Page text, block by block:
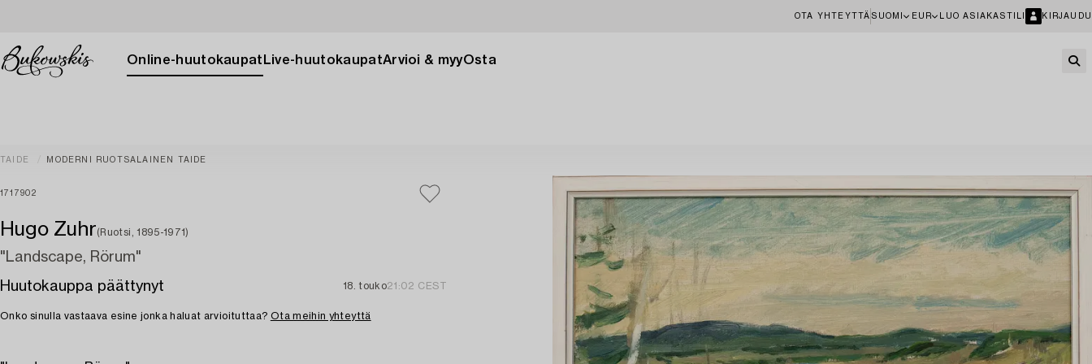
OTA YHTEYTTÄ SUOMI EUR LUO ASIAKASTILI KIRJAUDU
Online-huutokaupat Live-huutokaupatArvioi & myyOsta
TAIDE MODERNI RUOTSALAINEN TAIDE
1717902
Hugo Zuhr(Ruotsi, 1895-1971)
"Landscape, Rörum"
Huutokauppa päättynyt
18. touko21:02 CEST
Onko sinulla vastaava esine jonka haluat arvioituttaa? Ota meihin yhteyttä